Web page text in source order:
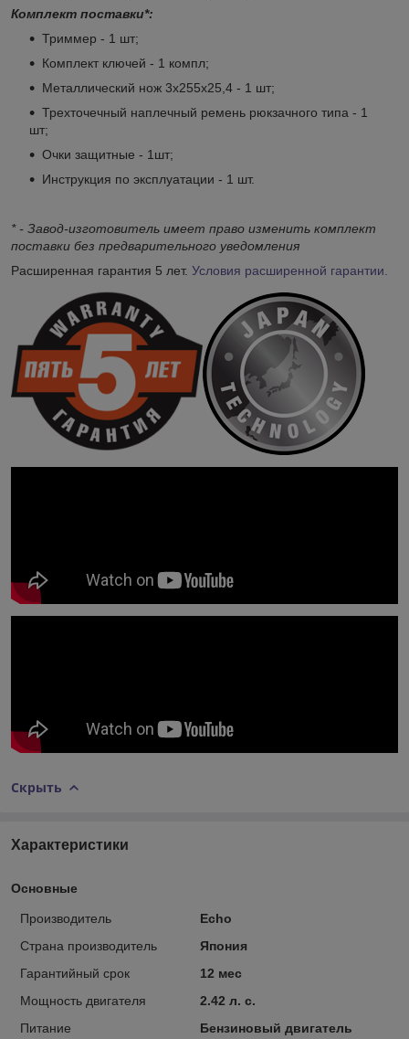
Комплект поставки*:
Триммер - 1 шт;
Комплект ключей - 1 компл;
Металлический нож 3x255x25,4 - 1 шт;
Трехточечный наплечный ремень рюкзачного типа - 1
шт;
Очки защитные - 1шт;
Инструкция по эксплуатации - 1 шт.
* - Завод-изготовитель имеет право изменить комплект
поставки без предварительного уведомления
Расширенная гарантия 5 лет. Условия расширенной гарантии.
Скрыть
Характеристики
Основные
Производитель
Echo
Страна производитель
Япония
Гарантийный срок
12 мес
Мощность двигателя
2.42 л. с.
Питание
Бензиновый двигатель